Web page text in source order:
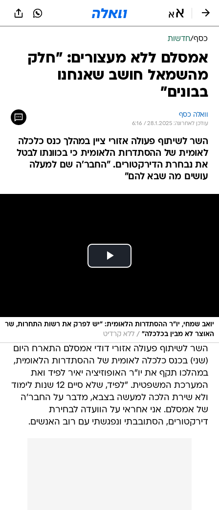
כסף/חדשות
אמסלם ללא מעצורים: "חלק
מהשמאל חושב שאנחנו
בבונים"
וואלה כסף
עודכן לאחרונה: 28.1.2025 / 6:16
השר לשיתוף פעולה אזורי ציין במהלך כנס כלכלה
לאומית של ההסתדרות הלאומית כי בכוונתו לבטל
את נבחרת הדירקטורים. "החבר'ה שם למעלה
עושים מה שבא להם"
יואב שמחי, יו"ר ההסתדרות הלאומית: "יש לפרק את רשות התחרות, שר
האוצר לא מבין בכלכלה" / ללא קרדיט
השר לשיתוף פעולה אזורי דודי אמסלם התארח היום
(שני) בכנס כלכלה לאומית של ההסתדרות הלאומית,
במהלכו תקף את יו"ר האופוזיציה יאיר לפיד ואת
המערכת המשפטית. "לפיד, שלא סיים 12 שנות לימוד
ולא שירת הלכה למעשה בצבא, מדבר על החבר'ה
של אמסלם. אני אחראי על הוועדה לבחירת
דירקטורים, הסתובבתי ונפגשתי עם רוב האנשים.